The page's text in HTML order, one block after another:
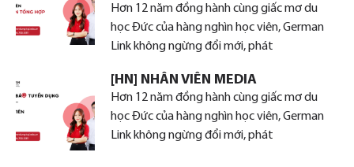
Hơn 12 năm đồng hành cùng giấc mơ du
học Đức của hàng nghìn học viên, German
Link không ngừng đổi mới, phát
[HN] NHÂN VIÊN MEDIA
Hơn 12 năm đồng hành cùng giấc mơ du
học Đức của hàng nghìn học viên, German
Link không ngừng đổi mới, phát